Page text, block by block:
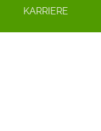
KARRIERE